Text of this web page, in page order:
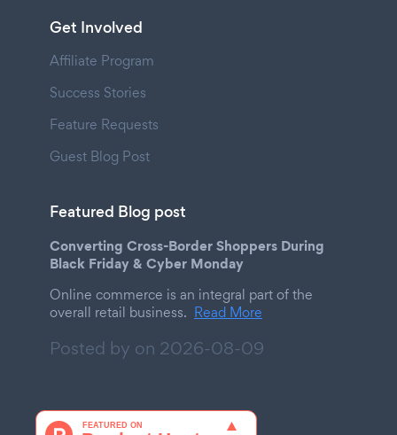
Get Involved
Affiliate Program
Success Stories
Feature Requests
Guest Blog Post
Featured Blog post
Converting Cross-Border Shoppers During
Black Friday & Cyber Monday
Online commerce is an integral part of the
overall retail business. Read More
Posted by on 2026-08-09